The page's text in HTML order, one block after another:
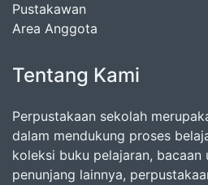
Pustakawan
Area Anggota
Tentang Kami
Perpustakaan sekolah
dalam mendukung proses
koleksi buku pelajaran, bacaan
penunjang lainnya,